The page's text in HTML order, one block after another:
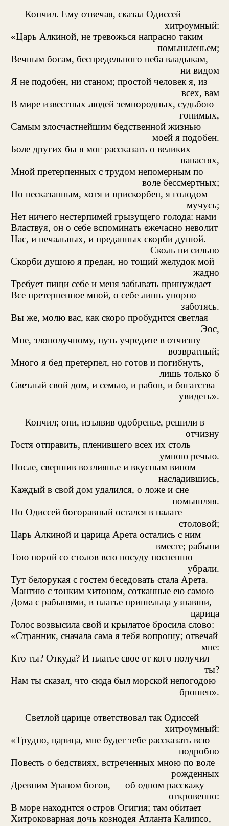
Кончил. Ему отвечая, сказал Одиссей
хитроумный:
«Царь Алкиной, не тревожься напрасно таким
помышленьем;
Вечным богам, беспредельного неба владыкам,
ни видом
Я не подобен, ни станом; простой человек я, из
всех, вам
В мире известных людей земнородных, судьбою
гонимых,
Самым злосчастнейшим бедственной жизнью
моей я подобен.
Боле других бы я мог рассказать о великих
напастях,
Мной претерпенных с трудом непомерным по
воле бессмертных;
Но несказанным, хотя и прискорбен, я голодом
мучусь;
Нет ничего нестерпимей грызущего голода: нами
Властвуя, он о себе вспоминать ежечасно неволит
Нас, и печальных, и преданных скорби душой.
Сколь ни сильно
Скорби душою я предан, но тощий желудок мой
жадно
Требует пищи себе и меня забывать принуждает
Все претерпенное мной, о себе лишь упорно
заботясь.
Вы же, молю вас, как скоро пробудится светлая
Эос,
Мне, злополучному, путь учредите в отчизну
возвратный;
Много я бед претерпел, но готов и погибнуть,
лишь только б
Светлый свой дом, и семью, и рабов, и богатства
увидеть».
Кончил; они, изъявив одобренье, решили в
отчизну
Гостя отправить, пленившего всех их столь
умною речью.
После, свершив возлиянье и вкусным вином
насладившись,
Каждый в свой дом удалился, о ложе и сне
помышляя.
Но Одиссей богоравный остался в палате
столовой;
Царь Алкиной и царица Арета остались с ним
вместе; рабыни
Тою порой со столов всю посуду поспешно
убрали.
Тут белорукая с гостем беседовать стала Арета.
Мантию с тонким хитоном, сотканные ею самою
Дома с рабынями, в платье пришельца узнавши,
царица
Голос возвысила свой и крылатое бросила слово:
«Странник, сначала сама я тебя вопрошу; отвечай
мне:
Кто ты? Откуда? И платье свое от кого получил
ты?
Нам ты сказал, что сюда был морской непогодою
брошен».
Светлой царице ответствовал так Одиссей
хитроумный:
«Трудно, царица, мне будет тебе рассказать всю
подробно
Повесть о бедствиях, встреченных мною по воле
рожденных
Древним Ураном богов, — об одном расскажу
откровенно:
В море находится остров Огигия; там обитает
Хитроковарная дочь кознодея Атланта Калипсо,